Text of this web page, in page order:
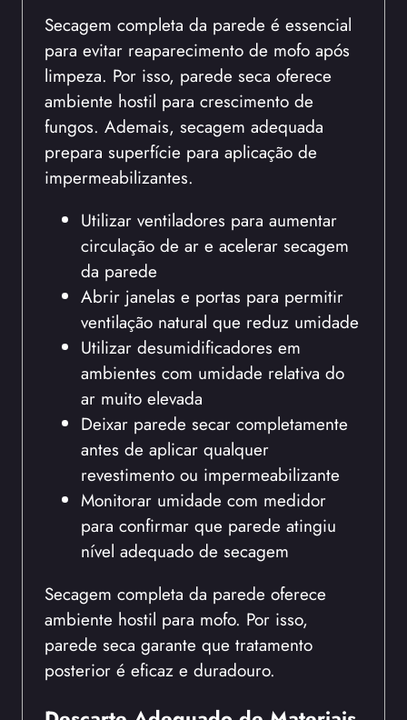
Secagem completa da parede é essencial
para evitar reaparecimento de mofo após
limpeza. Por isso, parede seca oferece
ambiente hostil para crescimento de
fungos. Ademais, secagem adequada
prepara superfície para aplicação de
impermeabilizantes.
Utilizar ventiladores para aumentar
circulação de ar e acelerar secagem
da parede
Abrir janelas e portas para permitir
ventilação natural que reduz umidade
Utilizar desumidificadores em
ambientes com umidade relativa do
ar muito elevada
Deixar parede secar completamente
antes de aplicar qualquer
revestimento ou impermeabilizante
Monitorar umidade com medidor
para confirmar que parede atingiu
nível adequado de secagem
Secagem completa da parede oferece
ambiente hostil para mofo. Por isso,
parede seca garante que tratamento
posterior é eficaz e duradouro.